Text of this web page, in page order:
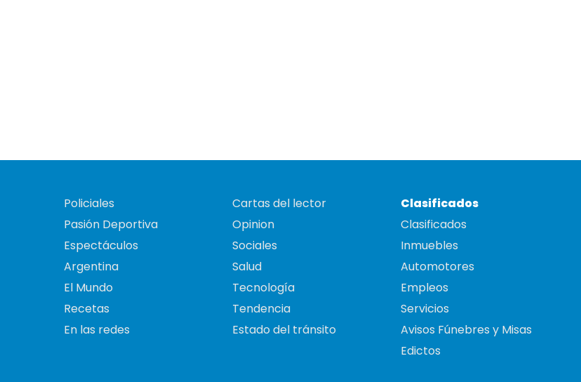
Policiales
Pasión Deportiva
Espectáculos
Argentina
El Mundo
Recetas
En las redes
Cartas del lector
Opinion
Sociales
Salud
Tecnología
Tendencia
Estado del tránsito
Clasificados
Clasificados
Inmuebles
Automotores
Empleos
Servicios
Avisos Fúnebres y Misas
Edictos